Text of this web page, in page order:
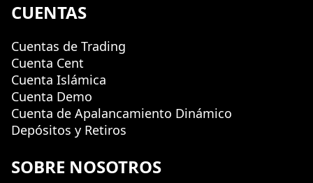
CUENTAS
Cuentas de Trading
Cuenta Cent
Cuenta Islámica
Cuenta Demo
Cuenta de Apalancamiento Dinámico
Depósitos y Retiros
SOBRE NOSOTROS